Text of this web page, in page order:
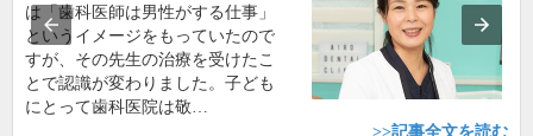
は「歯科医師は男性がする仕事」
というイメージをもっていたので
すが、その先生の治療を受けたこ
とで認識が変わりました。子ども
にとって歯科医院は敬…
>>記事全文を読む